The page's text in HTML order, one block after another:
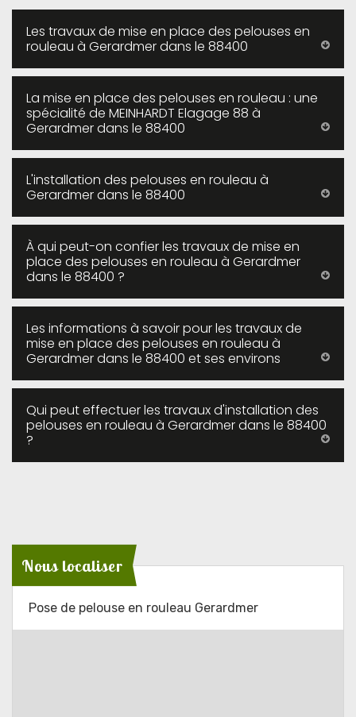
Les travaux de mise en place des pelouses en
rouleau à Gerardmer dans le 88400
La mise en place des pelouses en rouleau : une
spécialité de MEINHARDT Elagage 88 à
Gerardmer dans le 88400
L'installation des pelouses en rouleau à
Gerardmer dans le 88400
À qui peut-on confier les travaux de mise en
place des pelouses en rouleau à Gerardmer
dans le 88400 ?
Les informations à savoir pour les travaux de
mise en place des pelouses en rouleau à
Gerardmer dans le 88400 et ses environs
Qui peut effectuer les travaux d'installation des
pelouses en rouleau à Gerardmer dans le 88400
?
Nous localiser
Pose de pelouse en rouleau Gerardmer